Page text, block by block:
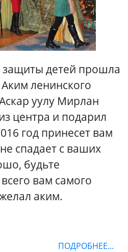
защиты детей прошла
ленинского
уулу Мирлан
центра и подарил
год принесет вам
спадает с ваших
будьте
вам самого
аким.
ПОДРОБНЕЕ...